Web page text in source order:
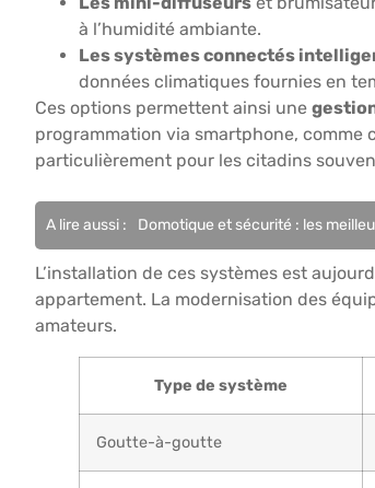
à l’humidité ambiante.
Les systèmes connectés
données climatiques fournies en
Ces options permettent ainsi une
programmation via smartphone, comme
particulièrement pour les citadins
A lire aussi : Domotique et sécurité : les
L’installation de ces systèmes est
appartement. La modernisation des
amateurs.
Type de système
Goutte-à-goutte